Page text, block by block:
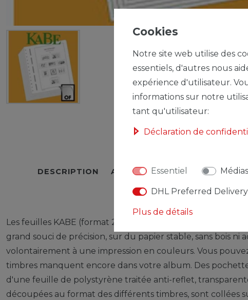
DESCRIPTION AUTRES DÉTAILS
Les feuilles KABE (format 275 x 310 mm) sont imprimées
grand souci de précision, sur du papier stable, sans bois ni
volontairement à une impression en couleurs. Vous
timbres manquent encore dans votre album. Des
d'une feuille de polystyrène traitée anti-reflet,
découpées au format des différents timbres, sont collées
Cookies
Notre site web utilise des
essentiels, d'autres nous
expérience d'utilisateur.
informations sur notre
tant qu'utilisateur:
Déclaration de
Essentiel
DHL Preferred Delivery
Plus de détails